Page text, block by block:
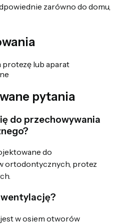
zarówno do domu,
protezę lub aparat
pytania
do przechowywania
do
ortodontycznych, protez
wentylację?
w osiem otworów